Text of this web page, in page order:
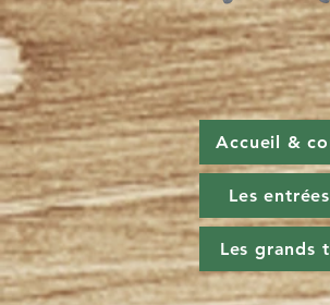
Accueil &
Les entrées
Les grands